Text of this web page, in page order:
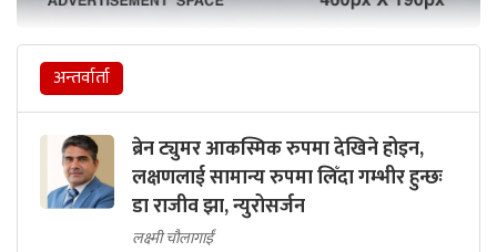
अन्तर्वार्ता
ब्रेन ट्युमर आकस्मिक रुपमा देखिने होइन,
लक्षणलाई सामान्य रुपमा लिँदा गम्भीर हुन्छः
डा राजीव झा, न्युरोसर्जन
लक्ष्मी चौलागाईं